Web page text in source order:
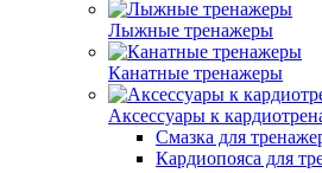
Лыжные тренажеры
Канатные тренажеры
Аксессуары к
Смазка для
Кардиопояса для